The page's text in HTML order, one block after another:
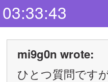
mi9g0n wrote:
ひとつ質問です